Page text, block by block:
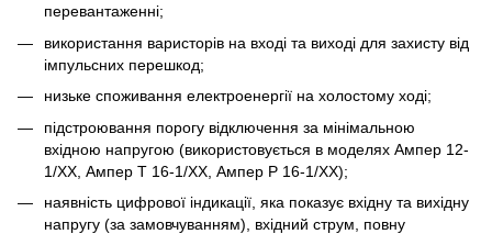
перевантаженні;
використання варисторів на вході та виході для захисту від
імпульсних перешкод;
низьке споживання електроенергії на холостому ході;
підстроювання порогу відключення за мінімальною
вхідною напругою (використовується в моделях Ампер 12-
1/ХХ, Ампер Т 16-1/ХХ, Ампер Р 16-1/ХХ);
наявність цифрової індикації, яка показує вхідну та вихідну
напругу (за замовчуванням), вхідний струм, повну